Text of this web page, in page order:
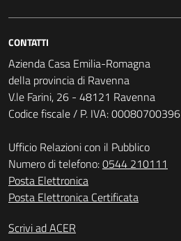
CONTATTI
Azienda Casa Emilia-Romagna
della provincia di Ravenna
V.le Farini, 26 - 48121 Ravenna
Codice fiscale / P. IVA: 00080700396
Ufficio Relazioni con il Pubblico
Numero di telefono:0544 210111
Posta Elettronica
Posta Elettronica Certificata
Scrivi ad ACER